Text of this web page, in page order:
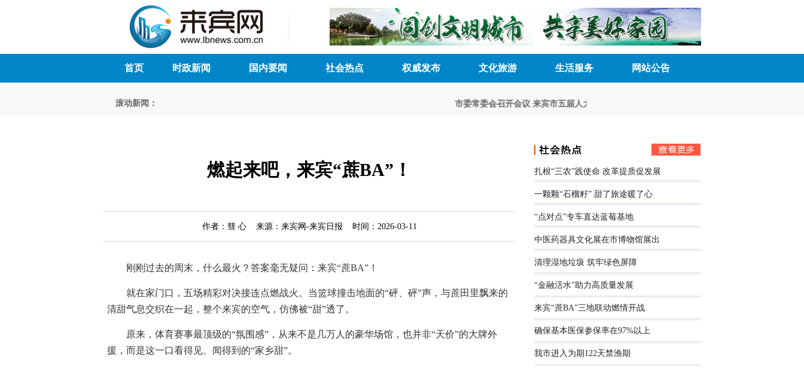
首页 时政新闻 国内要闻 社会热点 权威发布 文化旅游 生活服务 网站公告
滚动新闻： 市委常委会召开会议 来宾市五届人大八次会议胜利召开
燃起来吧，来宾“蔗BA”！
作者：彗 心 来源：来宾网-来宾日报 时间：2026-03-11
刚刚过去的周末，什么最火？答案毫无疑问：来宾“蔗BA”！
就在家门口，五场精彩对决接连点燃战火。当篮球撞击地面的“砰、砰”声，与蔗田里飘来的
清甜气息交织在一起，整个来宾的空气，仿佛被“甜”透了。
原来，体育赛事最顶级的“氛围感”，从来不是几万人的豪华场馆，也并非“天价”的大牌外
援，而是这一口看得见、闻得到的“家乡甜”。
扎根“三农”践使命 改革提质促发展
一颗颗“石榴籽” 甜了旅途暖了心
“点对点”专车直达蓝莓基地
中医药器具文化展在市博物馆展出
清理湿地垃圾 筑牢绿色屏障
“金融活水”助力高质量发展
来宾“蔗BA”三地联动燃情开战
确保基本医保参保率在97%以上
我市进入为期122天禁渔期